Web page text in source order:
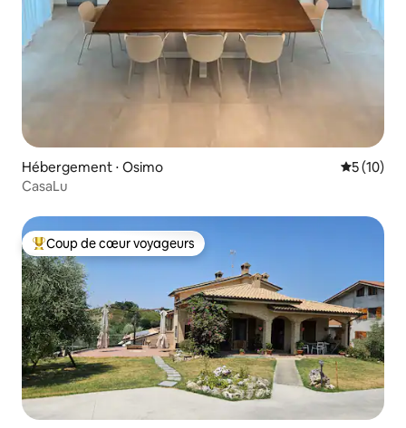
Hébergement ⋅ Osimo
5 (10)
CasaLu
Coups de cœur voyageurs les plus appréciés
Coup de cœur voyageurs